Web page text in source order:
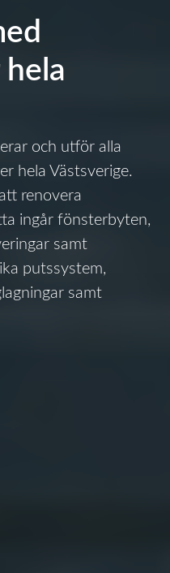
hela
och utför alla
hela Västsverige.
renovera
ingår fönsterbyten,
samt
putssystem,
samt